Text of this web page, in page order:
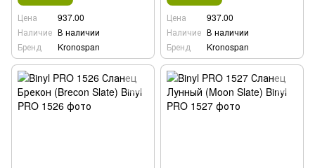
Цена
937.00
Наличие В наличии
Бренд
Kronospan
Цена
937.00
Наличие В наличии
Бренд
Kronospan